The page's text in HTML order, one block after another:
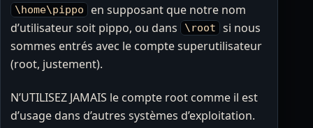
\home\pippo
en supposant que notre nom
d’utilisateur soit pippo, ou dans
\root
si nous
sommes entrés avec le compte superutilisateur
(root, justement).
N’UTILISEZ JAMAIS le compte root comme il est
d’usage dans d’autres systèmes d’exploitation.